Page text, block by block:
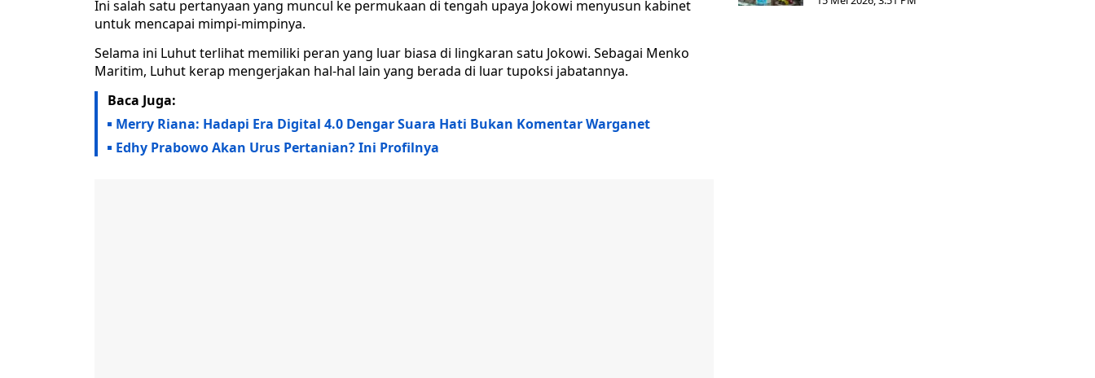
Ini salah satu pertanyaan yang muncul ke permukaan di tengah upaya Jokowi menyusun kabinet
untuk mencapai mimpi-mimpinya.
Selama ini Luhut terlihat memiliki peran yang luar biasa di lingkaran satu Jokowi. Sebagai Menko
Maritim, Luhut kerap mengerjakan hal-hal lain yang berada di luar tupoksi jabatannya.
Baca Juga:
Merry Riana: Hadapi Era Digital 4.0 Dengar Suara Hati Bukan Komentar Warganet
Edhy Prabowo Akan Urus Pertanian? Ini Profilnya